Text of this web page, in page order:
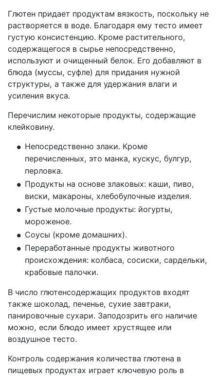
Глютен придает продуктам вязкость, поскольку не
растворяется в воде. Благодаря ему тесто имеет
густую консистенцию. Кроме растительного,
содержащегося в сырье непосредственно,
используют и очищенный белок. Его добавляют в
блюда (муссы, суфле) для придания нужной
структуры, а также для удержания влаги и
усиления вкуса.
Перечислим некоторые продукты, содержащие
клейковину.
Непосредственно злаки. Кроме
перечисленных, это манка, кускус, булгур,
перловка.
Продукты на основе злаковых: каши, пиво,
виски, макароны, хлебобулочные изделия.
Густые молочные продукты: йогурты,
мороженое.
Соусы (кроме домашних).
Переработанные продукты животного
происхождения: колбаса, сосиски, сардельки,
крабовые палочки.
В число глютенсодержащих продуктов входят
также шоколад, печенье, сухие завтраки,
панировочные сухари. Заподозрить его наличие
можно, если блюдо имеет хрустящее или
воздушное тесто.
Контроль содержания количества глютена в
пищевых продуктах играет ключевую роль в